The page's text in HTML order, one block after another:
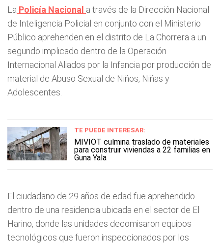
La Policía Nacional a través de la Dirección Nacional
de Inteligencia Policial en conjunto con el Ministerio
Público aprehenden en el distrito de La Chorrera a un
segundo implicado dentro de la Operación
Internacional Aliados por la Infancia por producción de
material de Abuso Sexual de Niños, Niñas y
Adolescentes.
TE PUEDE INTERESAR:
MIVIOT culmina traslado de materiales
para construir viviendas a 22 familias en
Guna Yala
El ciudadano de 29 años de edad fue aprehendido
dentro de una residencia ubicada en el sector de El
Harino, donde las unidades decomisaron equipos
tecnológicos que fueron inspeccionados por los